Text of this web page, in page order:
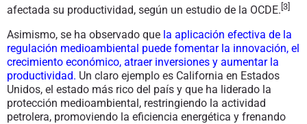
afectada su productividad, según un estudio de la OCDE. [3]
Asimismo, se ha observado que la aplicación efectiva de la
regulación medioambiental puede fomentar la innovación, el
crecimiento económico, atraer inversiones y aumentar la
productividad. Un claro ejemplo es California en Estados
Unidos, el estado más rico del país y que ha liderado la
protección medioambiental, restringiendo la actividad
petrolera, promoviendo la eficiencia energética y frenando